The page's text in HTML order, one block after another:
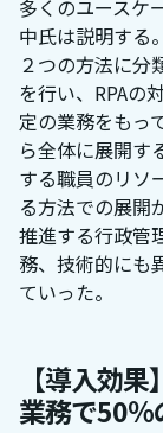
多くのユースケ
中氏は説明する
２つの方法に分
を行い、RPAの
定の業務をもっ
ら全体に展開す
する職員のリソ
る方法での展開
推進する行政管
務、技術的にも
ていった。
【導入効
業務で50